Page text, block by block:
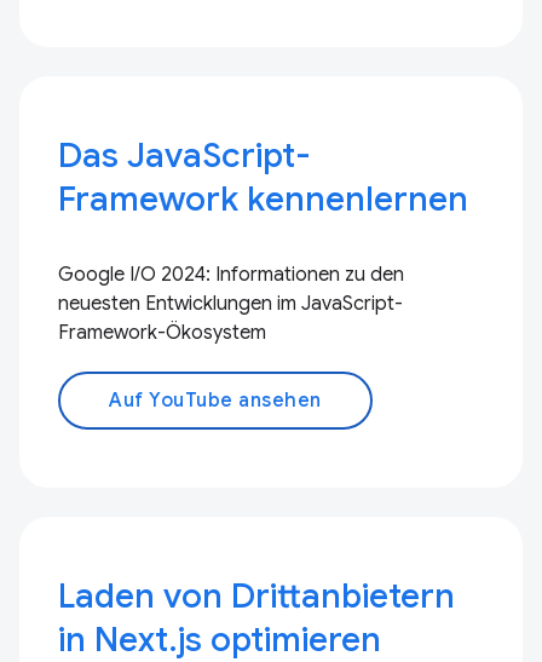
Das JavaScript-
Framework kennenlernen
Google I/O 2024: Informationen zu den
neuesten Entwicklungen im JavaScript-
Framework-Ökosystem
Auf YouTube ansehen
Laden von Drittanbietern
in Next.js optimieren